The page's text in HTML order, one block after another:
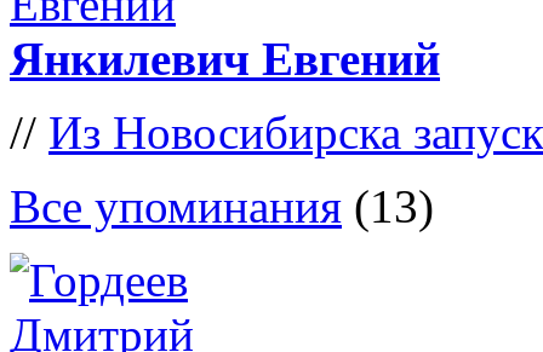
Янкилевич Евгений
// Из Новосибирска
Все упоминания (13)